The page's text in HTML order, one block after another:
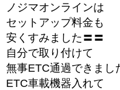
ノジマオンラインは
セットアップ料金も
安くすみました〓〓
自分で取り付けて
無事ETC通過できまし
ETC車載機器入れて